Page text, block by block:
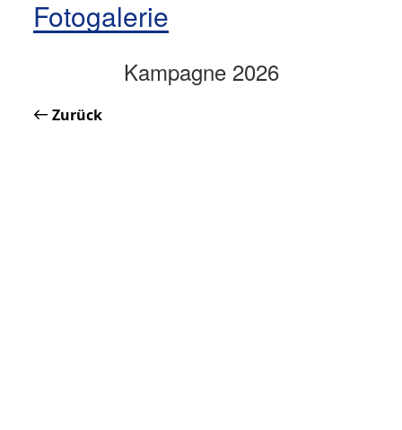
Fotogalerie
Kampagne 2026
Zurück